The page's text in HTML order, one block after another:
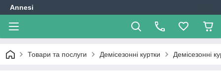
Annesi
Товари та послуги Демісезонні куртки Демісезонні